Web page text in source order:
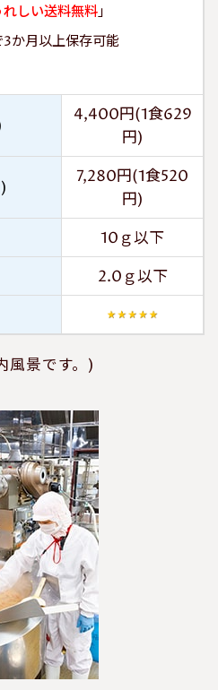
れしい送料無料」
か月以上保存可能
4,400円(1食629
円)
7,280円(1食520
円)
10ｇ以下
2.0ｇ以下
景です。)